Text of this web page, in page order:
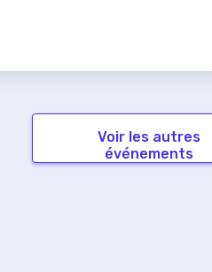
Voir les autres
événements